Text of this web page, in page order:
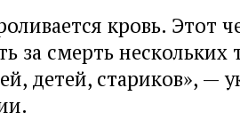
кровь. Этот
за смерть
детей, стариков», —